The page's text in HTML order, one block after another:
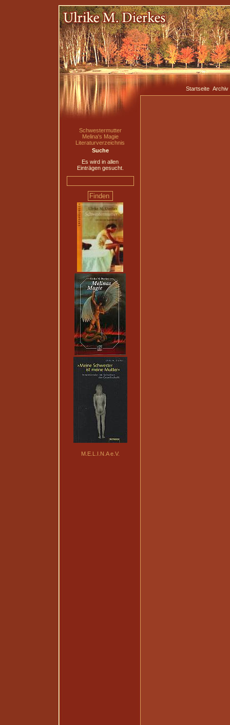
Startseite Archiv
Schwestermutter
Melina's Magie
Literaturverzeichnis
Suche
Es wird in allen
Einträgen gesucht.
M.E.L.I.N.A e.V.